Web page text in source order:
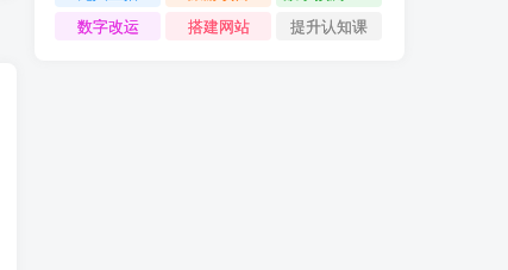
数字改运
搭建网站 提升认知课